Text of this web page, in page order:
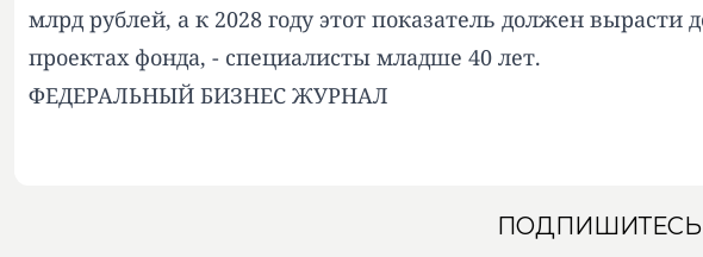
млрд рублей, а к 2028 году этот показатель должен
проектах фонда, - специалисты младше 40 лет.
ФЕДЕРАЛЬНЫЙ БИЗНЕС ЖУРНАЛ
ПОДПИШИТЕСЬ